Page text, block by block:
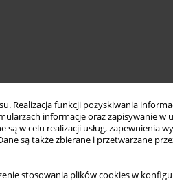
Realizacja funkcji pozyskiwania
informacje oraz zapisywanie w
w celu realizacji usług, zapewnienia
są także zbierane i przetwarzane
stosowania plików cookies w